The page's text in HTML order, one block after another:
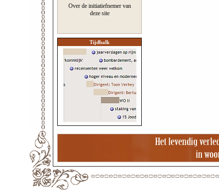
Over de initiatiefnemer van
deze site
Tijdbalk